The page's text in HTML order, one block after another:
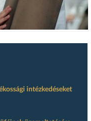
intézkedéseket